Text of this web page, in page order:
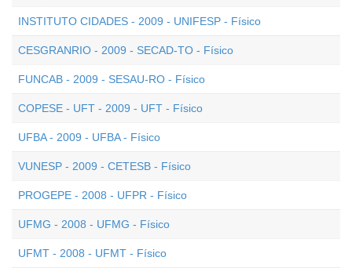
INSTITUTO CIDADES - 2009 - UNIFESP - Físico
CESGRANRIO - 2009 - SECAD-TO - Físico
FUNCAB - 2009 - SESAU-RO - Físico
COPESE - UFT - 2009 - UFT - Físico
UFBA - 2009 - UFBA - Físico
VUNESP - 2009 - CETESB - Físico
PROGEPE - 2008 - UFPR - Físico
UFMG - 2008 - UFMG - Físico
UFMT - 2008 - UFMT - Físico